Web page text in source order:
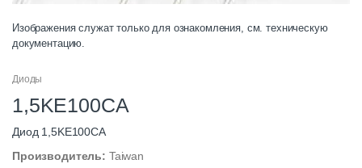
Изображения служат только для ознакомления, см. техническую
документацию.
Диоды
1,5KE100CA
Диод 1,5KE100CA
Производитель: Taiwan